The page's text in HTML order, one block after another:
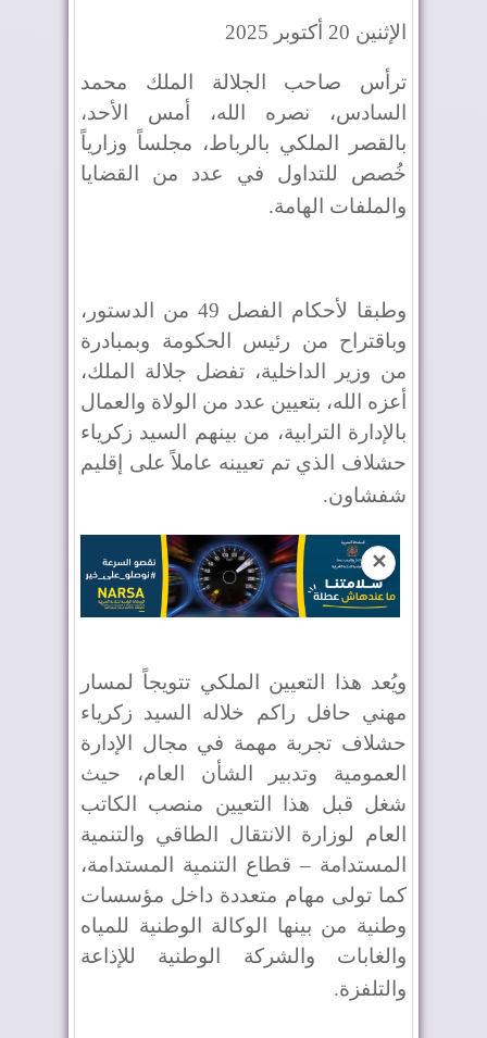
الإثنين 20 أكتوبر 2025
ترأس صاحب الجلالة الملك محمد
السادس، نصره الله، أمس الأحد،
بالقصر الملكي بالرباط، مجلساً وزارياً
خُصص للتداول في عدد من القضايا
والملفات الهامة.
وطبقا لأحكام الفصل 49 من الدستور،
وباقتراح من رئيس الحكومة وبمبادرة
من وزير الداخلية، تفضل جلالة الملك،
أعزه الله، بتعيين عدد من الولاة والعمال
بالإدارة الترابية، من بينهم السيد زكرياء
حشلاف الذي تم تعيينه عاملاً على إقليم
شفشاون.
✕
ويُعد هذا التعيين الملكي تتويجاً لمسار
مهني حافل راكم خلاله السيد زكرياء
حشلاف تجربة مهمة في مجال الإدارة
العمومية وتدبير الشأن العام، حيث
شغل قبل هذا التعيين منصب الكاتب
العام لوزارة الانتقال الطاقي والتنمية
المستدامة – قطاع التنمية المستدامة،
كما تولى مهام متعددة داخل مؤسسات
وطنية من بينها الوكالة الوطنية للمياه
والغابات والشركة الوطنية للإذاعة
والتلفزة.